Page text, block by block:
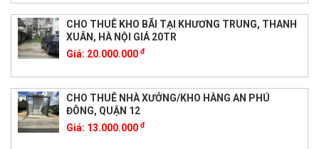
CHO THUÊ KHO BÃI TẠI KHƯƠNG TRUNG, THANH
XUÂN, HÀ NỘI GIÁ 20TR
Giá: 20.000.000 đ
CHO THUÊ NHÀ XƯỞNG/KHO HÀNG AN PHÚ
ĐÔNG, QUẬN 12
Giá: 13.000.000 đ